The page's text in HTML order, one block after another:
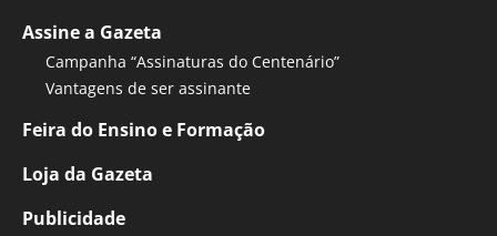
Assine a Gazeta
Campanha “Assinaturas do Centenário”
Vantagens de ser assinante
Feira do Ensino e Formação
Loja da Gazeta
Publicidade